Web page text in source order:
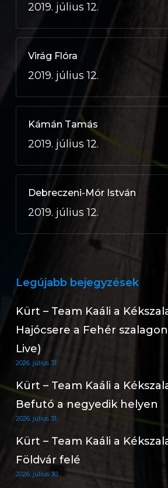
2019. július 12.
Virág Flóra
2019. július 12.
Kámán Tamás
2019. július 12.
Debreczeni-Mór István
2019. július 12.
Legújabb bejegyzések
Kürt – Team Kaáli a
Hajócsere a Fehér
Live)
2026. július 31.
Kürt – Team Kaáli a
Befutó a negyedik helyen
2026. július 31.
Kürt – Team Kaáli a
Földvár felé
2026. július 30.